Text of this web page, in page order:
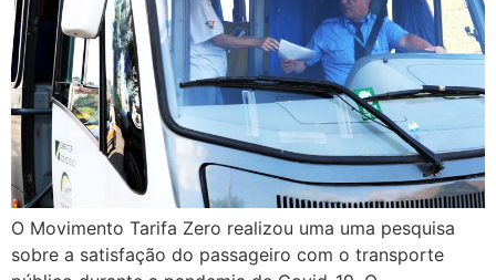
O Movimento Tarifa Zero realizou uma uma pesquisa
sobre a satisfação do passageiro com o transporte